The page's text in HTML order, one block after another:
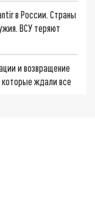
в России. Страны
ВСУ теряют
и возвращение
ждали все